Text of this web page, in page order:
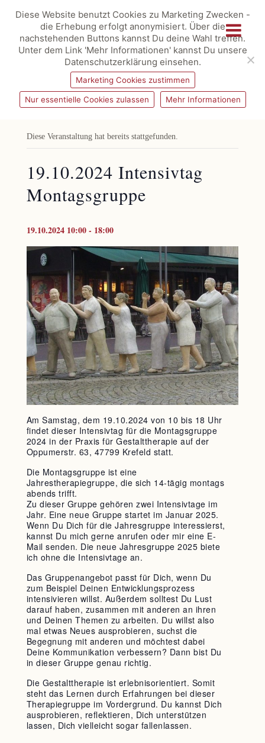
« Alle Veranstaltungen
Diese Veranstaltung hat bereits stattgefunden.
19.10.2024 Intensivtag
Montagsgruppe
19.10.2024 10:00- 18:00
Am Samstag, dem 19.10.2024 von 10 bis 18 Uhr
findet dieser Intensivtag für die Montagsgruppe
2024 in der Praxis für Gestalttherapie auf der
Oppumerstr. 63, 47799 Krefeld statt.
Die Montagsgruppe ist eine
Jahrestherapiegruppe, die sich 14-tägig montags
abends trifft.
Zu dieser Gruppe gehören zwei Intensivtage im
Jahr. Eine neue Gruppe startet im Januar 2025.
Wenn Du Dich für die Jahresgruppe interessierst,
kannst Du mich gerne anrufen oder mir eine E-
Mail senden. Die neue Jahresgruppe 2025 biete
ich ohne die Intensivtage an.
Das Gruppenangebot passt für Dich, wenn Du
zum Beispiel Deinen Entwicklungsprozess
intensivieren willst. Außerdem solltest Du Lust
darauf haben, zusammen mit anderen an ihren
und Deinen Themen zu arbeiten. Du willst also
mal etwas Neues ausprobieren, suchst die
Begegnung mit anderen und möchtest dabei
Deine Kommunikation verbessern? Dann bist Du
in dieser Gruppe genau richtig.
Die Gestalttherapie ist erlebnisorientiert. Somit
steht das Lernen durch Erfahrungen bei dieser
Therapiegruppe im Vordergrund. Du kannst Dich
ausprobieren, reflektieren, Dich unterstützen
lassen, Dich vielleicht sogar fallenlassen.
Diese Website benutzt Cookies zu Marketing Zwecken -
die Erhebung erfolgt anonymisiert. Über die
nachstehenden Buttons kannst Du deine Wahl treffen.
Unter dem Link 'Mehr Informationen' kannst Du unsere
Datenschutzerklärung einsehen.
Marketing Cookies zustimmen
Nur essentielle Cookies zulassen Mehr Informationen